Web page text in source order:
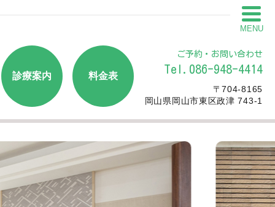
診療案内 料金表
MENU
ご予約・お問い合わせ
Tel.086-948-4414
〒704-8165
岡山県岡山市東区政津 743-1